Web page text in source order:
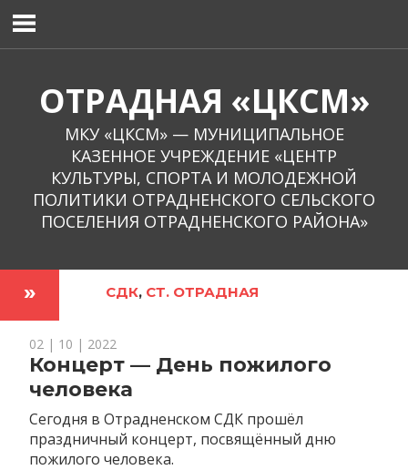
содержимому
ОТРАДНАЯ «ЦКСМ»
МКУ «ЦКСМ» — МУНИЦИПАЛЬНОЕ
КАЗЕННОЕ УЧРЕЖДЕНИЕ «ЦЕНТР
КУЛЬТУРЫ, СПОРТА И МОЛОДЕЖНОЙ
ПОЛИТИКИ ОТРАДНЕНСКОГО СЕЛЬСКОГО
ПОСЕЛЕНИЯ ОТРАДНЕНСКОГО РАЙОНА»
СДК, СТ. ОТРАДНАЯ
02 | 10 | 2022
Концерт — День пожилого
человека
Сегодня в Отрадненском СДК прошёл
праздничный концерт, посвящённый дню
пожилого человека.